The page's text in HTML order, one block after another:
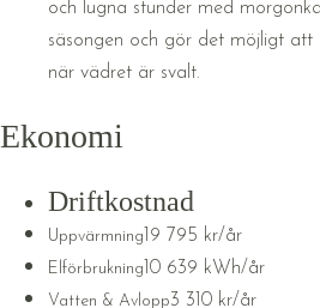
och lugna stunder med
säsongen och gör det möjligt
när vädret är svalt.
Ekonomi
Driftkostnad
Uppvärmning 19 795 kr/år
Elförbrukning 10 639 kWh/år
Vatten & Avlopp3 310 kr/år